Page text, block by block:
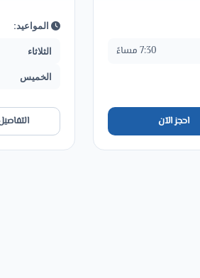
7:30 مساءً
احجز الآن
المواعيد:
الثلاثاء
الخميس